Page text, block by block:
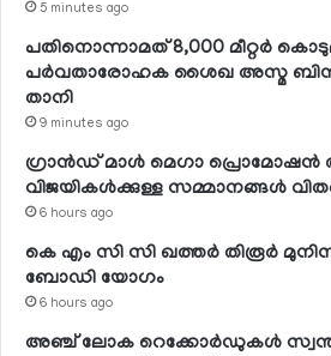
5 minutes ago
പതിനൊന്നാമത് 8,000 മീറ്റര്‍
പര്‍വതാരോഹക ശൈഖ അസ്മ
താനി
9 minutes ago
ഗ്രാന്‍ഡ് മാള്‍ മെഗാ പ്രൊമോഷന്‍
വിജയികള്‍ക്കുള്ള സമ്മാനങ്ങള്‍
6 hours ago
കെ എം സി സി ഖത്തര്‍ തിരൂര്‍
ബോഡി യോഗം
6 hours ago
അഞ്ച് ലോക റെക്കോര്‍ഡുകള്‍